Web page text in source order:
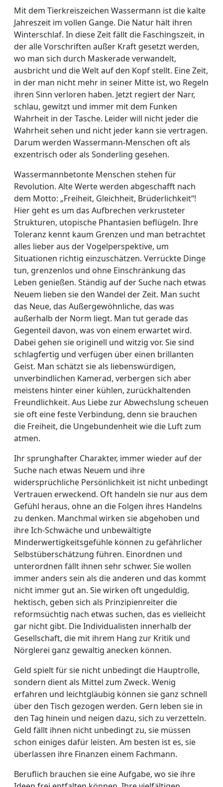
Mit dem Tierkreiszeichen Wassermann ist die kalte
Jahreszeit im vollen Gange. Die Natur hält ihren
Winterschlaf. In diese Zeit fällt die Faschingszeit, in
der alle Vorschriften außer Kraft gesetzt werden,
wo man sich durch Maskerade verwandelt,
ausbricht und die Welt auf den Kopf stellt. Eine Zeit,
in der man nicht mehr in seiner Mitte ist, wo Regeln
ihren Sinn verloren haben. Jetzt regiert der Narr,
schlau, gewitzt und immer mit dem Funken
Wahrheit in der Tasche. Leider will nicht jeder die
Wahrheit sehen und nicht jeder kann sie vertragen.
Darum werden Wassermann-Menschen oft als
exzentrisch oder als Sonderling gesehen.
Wassermannbetonte Menschen stehen für
Revolution. Alte Werte werden abgeschafft nach
dem Motto: „Freiheit, Gleichheit, Brüderlichkeit“!
Hier geht es um das Aufbrechen verkrusteter
Strukturen, utopische Phantasien beflügeln. Ihre
Toleranz kennt kaum Grenzen und man betrachtet
alles lieber aus der Vogelperspektive, um
Situationen richtig einzuschätzen. Verrückte Dinge
tun, grenzenlos und ohne Einschränkung das
Leben genießen. Ständig auf der Suche nach etwas
Neuem lieben sie den Wandel der Zeit. Man sucht
das Neue, das Außergewöhnliche, das was
außerhalb der Norm liegt. Man tut gerade das
Gegenteil davon, was von einem erwartet wird.
Dabei gehen sie originell und witzig vor. Sie sind
schlagfertig und verfügen über einen brillanten
Geist. Man schätzt sie als liebenswürdigen,
unverbindlichen Kamerad, verbergen sich aber
meistens hinter einer kühlen, zurückhaltenden
Freundlichkeit. Aus Liebe zur Abwechslung scheuen
sie oft eine feste Verbindung, denn sie brauchen
die Freiheit, die Ungebundenheit wie die Luft zum
atmen.
Ihr sprunghafter Charakter, immer wieder auf der
Suche nach etwas Neuem und ihre
widersprüchliche Persönlichkeit ist nicht unbedingt
Vertrauen erweckend. Oft handeln sie nur aus dem
Gefühl heraus, ohne an die Folgen ihres Handelns
zu denken. Manchmal wirken sie abgehoben und
ihre Ich-Schwäche und unbewältigte
Minderwertigkeitsgefühle können zu gefährlicher
Selbstüberschätzung führen. Einordnen und
unterordnen fällt ihnen sehr schwer. Sie wollen
immer anders sein als die anderen und das kommt
nicht immer gut an. Sie wirken oft ungeduldig,
hektisch, geben sich als Prinzipienreiter die
reformsüchtig nach etwas suchen, das es vielleicht
gar nicht gibt. Die Individualisten innerhalb der
Gesellschaft, die mit ihrem Hang zur Kritik und
Nörglerei ganz gewaltig anecken können.
Geld spielt für sie nicht unbedingt die Hauptrolle,
sondern dient als Mittel zum Zweck. Wenig
erfahren und leichtgläubig können sie ganz schnell
über den Tisch gezogen werden. Gern leben sie in
den Tag hinein und neigen dazu, sich zu verzetteln.
Geld fällt ihnen nicht unbedingt zu, sie müssen
schon einiges dafür leisten. Am besten ist es, sie
überlassen ihre Finanzen einem Fachmann.
Beruflich brauchen sie eine Aufgabe, wo sie ihre